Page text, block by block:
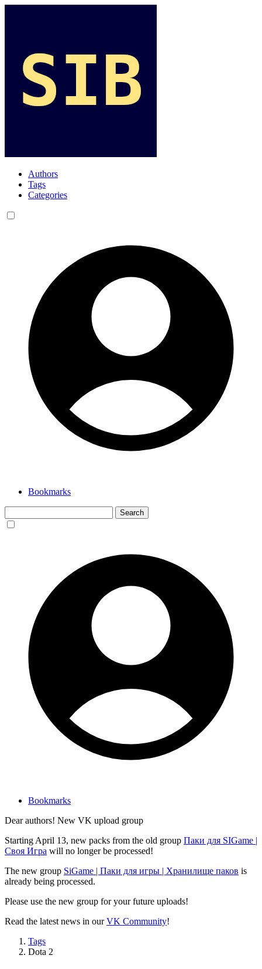
Authors
Tags
Categories
Bookmarks
Bookmarks
Dear authors! New VK upload group
Starting April 13, new packs from the old group Паки для SIGame |
Своя Игра will no longer be processed!
The new group SiGame | Паки для игры | Хранилище паков is
already being processed.
Please use the new group for your future uploads!
Read the latest news in ourVK Community!
Tags
Dota 2